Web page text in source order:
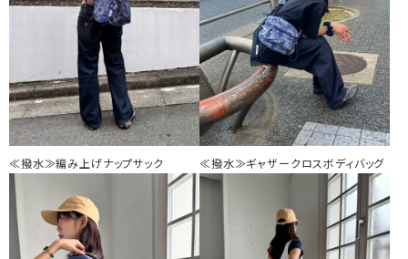
≪撥水≫編み上げナップサック ≪撥水≫ギャザークロスボディバッグ